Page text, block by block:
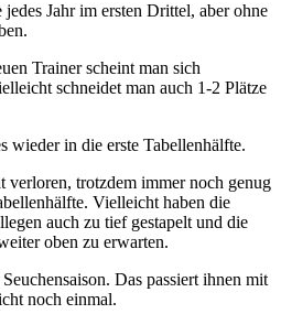
Jahr im ersten Drittel, aber ohne
Trainer scheint man sich
schneidet man auch 1-2 Plätze
wieder in die erste Tabellenhälfte.
verloren, trotzdem immer noch genug
Vielleicht haben die
auch zu tief gestapelt und die
oben zu erwarten.
Das passiert ihnen mit
noch einmal.